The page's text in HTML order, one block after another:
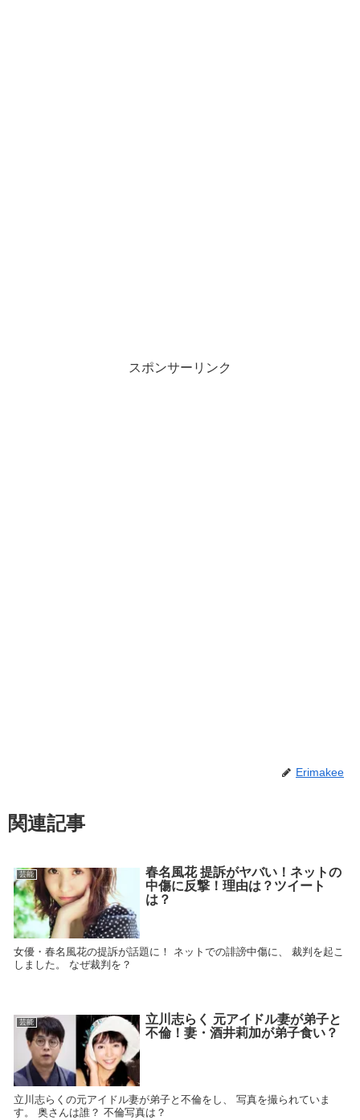
スポンサーリンク
Erimakee
関連記事
芸能
春名風花 提訴がヤバい！ネットの
中傷に反撃！理由は？ツイート
は？
女優・春名風花の提訴が話題に！ ネットでの誹謗中傷に、 裁判を起こ
しました。 なぜ裁判を？
芸能
立川志らく 元アイドル妻が弟子と
不倫！妻・酒井莉加が弟子食い？
立川志らくの元アイドル妻が弟子と不倫をし、 写真を撮られていま
す。 奥さんは誰？ 不倫写真は？